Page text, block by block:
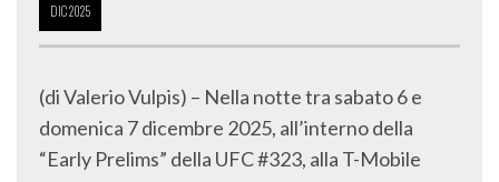
domenica 7 dicembre 2025, all’interno della
“Early Prelims” della UFC #323, alla T-Mobile
Arena di Las Vegas (vero e proprio quartier